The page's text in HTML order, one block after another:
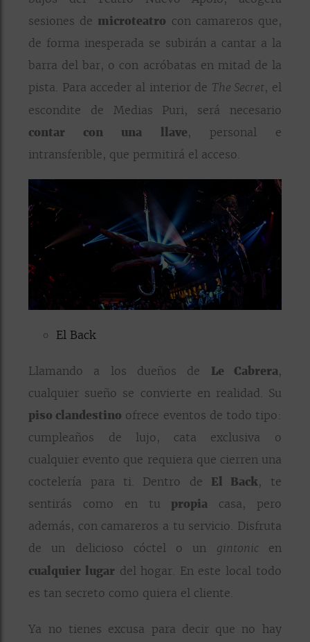
sesiones de microteatro con camareros que,
de forma inesperada se subirán a cantar a la
barra del bar, o con acróbatas en mitad de la
pista. Para acceder al interior de The Secret, el
escondite de Medias Puri, será necesario
contar con una llave, personal e
intransferible, que permitirá el acceso.
El Back
Llamando a los dueños de Le Cabrera,
cualquier sueño se convierte en realidad. Su
piso clandestino ofrece eventos de todo tipo:
cumpleaños de lujo, cata exclusiva o
cualquier evento que requiera que cierren una
coctelería para ti. Dentro de El Back, te
sentirás como en tu propia casa, pero
además, con camareros a tu servicio. Disfruta
de un delicioso cóctel o un gintonic en
cualquier lugar del hogar. En este local todo
es tan secreto como quiera el cliente.
Ya no tienes excusa para decir que no hay